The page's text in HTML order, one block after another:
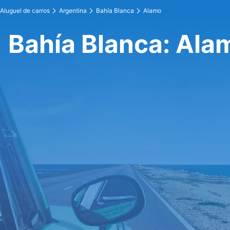
Aluguel de carros Argentina Bahía Blanca Alamo
Bahía Blanca: